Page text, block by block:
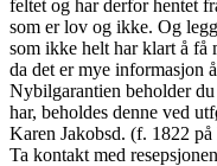
feltet og har derfor hentet
som er lov og ikke. Og
som ikke helt har klart å få
da det er mye informasjon
Nybilgarantien beholder
har, beholdes denne ved
Karen Jakobsd. (f. 1822
Ta kontakt med